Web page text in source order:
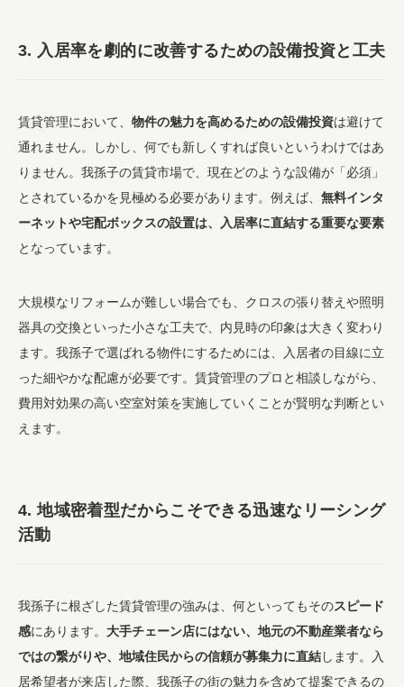
3. 入居率を劇的に改善するための設備投資と工夫
賃貸管理において、 物件の魅力を高めるための設備投資は避けて
通れません。しかし、何でも新しくすれば良いというわけではあ
りません。我孫子の賃貸市場で、現在どのような設備が「必須」
とされているかを見極める必要があります。例えば、 無料インタ
ーネットや宅配ボックスの設置は、入居率に直結する重要な要素
となっています。
大規模なリフォームが難しい場合でも、クロスの張り替えや照明
器具の交換といった小さな工夫で、内見時の印象は大きく変わり
ます。我孫子で選ばれる物件にするためには、入居者の目線に立
った細やかな配慮が必要です。賃貸管理のプロと相談しながら、
費用対効果の高い空室対策を実施していくことが賢明な判断とい
えます。
4. 地域密着型だからこそできる迅速なリーシング
活動
我孫子に根ざした賃貸管理の強みは、何といってもそのスピード
感にあります。 大手チェーン店にはない、地元の不動産業者なら
ではの繋がりや、地域住民からの信頼が募集力に直結します。入
居希望者が来店した際、我孫子の街の魅力を含めて提案できるの